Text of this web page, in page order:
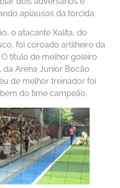
aplausos da torcida.
o atacante Xalita, do
foi coroado artilheiro da
título de melhor goleiro
Arena Junior Bocão
de melhor treinador foi
do time campeão.